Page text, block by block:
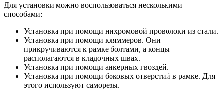
Для установки можно воспользоваться несколькими
способами:
Установка при помощи нихромовой проволоки из стали.
Установка при помощи кляммеров. Они
прикручиваются к рамке болтами, а концы
располагаются в кладочных швах.
Установка при помощи анкерных гвоздей.
Установка при помощи боковых отверстий в рамке. Для
этого используют саморезы.